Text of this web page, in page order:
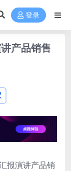
登录
产品销售
报演讲产品销